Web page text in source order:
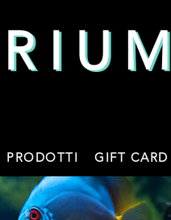
PRODOTTI GIFT CARD